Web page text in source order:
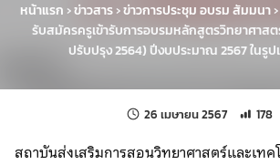
หน้าแรก ›ข่าวสาร›ข่าวการประชุม อบรม สัมมนา›
รับสมัครครูเข้ารับการอบรมหลักสูตรวิทยาศาส
ปรับปรุง 2564) ปีงบประมาณ 2567 ในรู
26 เมษายน 2567 แก้ไขล่าสุด
จำนวนก
178
สถาบันส่งเสริมการสอนวิทยาศาสตร์และเทค